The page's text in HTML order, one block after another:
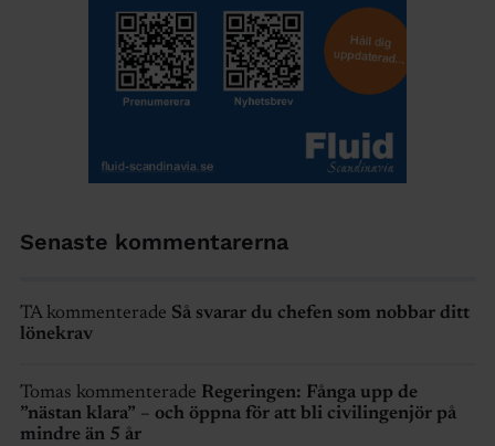
Senaste kommentarerna
TA kommenterade Så svarar du chefen som nobbar ditt
lönekrav
Tomas kommenterade Regeringen: Fånga upp de
”nästan klara” – och öppna för att bli civilingenjör på
mindre än 5 år